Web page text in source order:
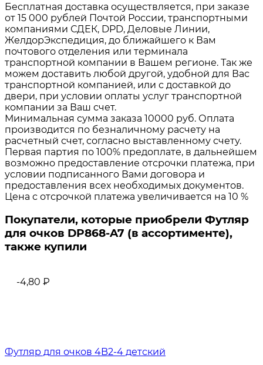
Бесплатная доставка осуществляется, при заказе
от 15 000 рублей Почтой России, транспортными
компаниями СДЕК, DPD, Деловые Линии,
ЖелдорЭкспедиция, до ближайшего к Вам
почтового отделения или терминала
транспортной компании в Вашем регионе. Так же
можем доставить любой другой, удобной для Вас
транспортной компанией, или с доставкой до
двери, при условии оплаты услуг транспортной
компании за Ваш счет.
Минимальная сумма заказа 10000 руб. Оплата
производится по безналичному расчету на
расчетный счет, согласно выставленному счету.
Первая партия по 100% предоплате, в дальнейшем
возможно предоставление отсрочки платежа, при
условии подписанного Вами договора и
предоставления всех необходимых документов.
Цена с отсрочкой платежа увеличивается на 10 %
Покупатели, которые приобрели Футляр
для очков DP868-A7 (в ассортименте),
также купили
-4,80 ₽
Футляр для очков 4B2-4 детский